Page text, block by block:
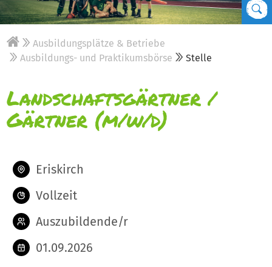
Ausbildungsplätze & Betriebe
Ausbildungs- und Praktikumsbörse
Stelle
Landschaftsgärtner /
Gärtner (m/w/d)
Eriskirch
Vollzeit
Auszubildende/r
01.09.2026